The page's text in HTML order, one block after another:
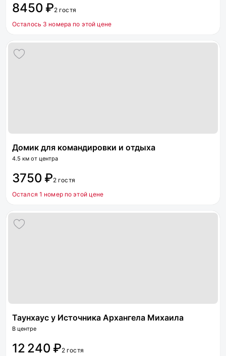
8450 ₽2 гостя
Осталось 3 номера по этой цене
Домик для командировки и отдыха
4.5 км от центра
3750 ₽2 гостя
Остался 1 номер по этой цене
Таунхаус у Источника Архангела Михаила
В центре
12 240 ₽2 гостя